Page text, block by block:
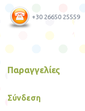
+30 26650 25559
Παραγγελίες
Σύνδεση